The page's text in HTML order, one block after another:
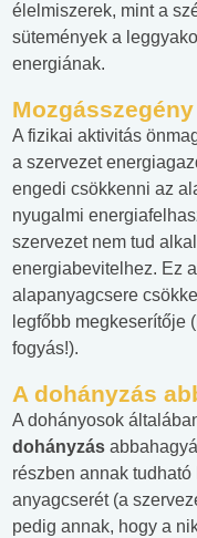
élelmiszerek, mint a
sütemények a
energiának.
A fizikai aktivitás
a szervezet
engedi csökkenni az
nyugalmi
szervezet nem tud
energiabevitelhez. Ez
alapanyagcsere
legfőbb megkeserítője
fogyás!).
A dohányzás
A dohányosok
dohányzás
részben annak tudható
anyagcserét (a
pedig annak, hogy a